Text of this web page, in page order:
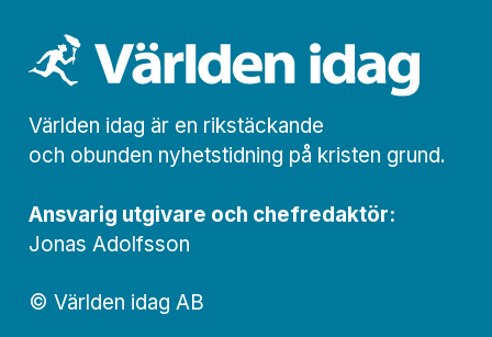
Världen idag är en rikstäckande
och obunden nyhets­­­tidning på kristen grund.
Ansvarig utgivare och chef­redaktör:
Jonas Adolfsson
© Världen idag AB